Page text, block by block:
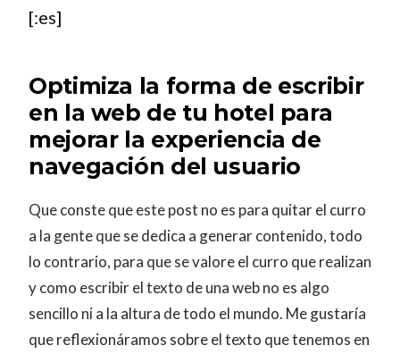
[:es]
Optimiza la forma de escribir
en la web de tu hotel para
mejorar la experiencia de
navegación del usuario
Que conste que este post no es para quitar el curro
a la gente que se dedica a generar contenido, todo
lo contrario, para que se valore el curro que realizan
y como escribir el texto de una web no es algo
sencillo ni a la altura de todo el mundo. Me gustaría
que reflexionáramos sobre el texto que tenemos en